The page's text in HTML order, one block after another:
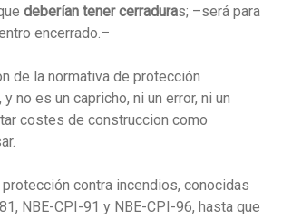
deberían tener cerraduras; –será para
encerrado.–
de la normativa de protección
no es un capricho, ni un error, ni un
costes de construccion como
protección contra incendios, conocidas
NBE-CPI-91 y NBE-CPI-96, hasta que